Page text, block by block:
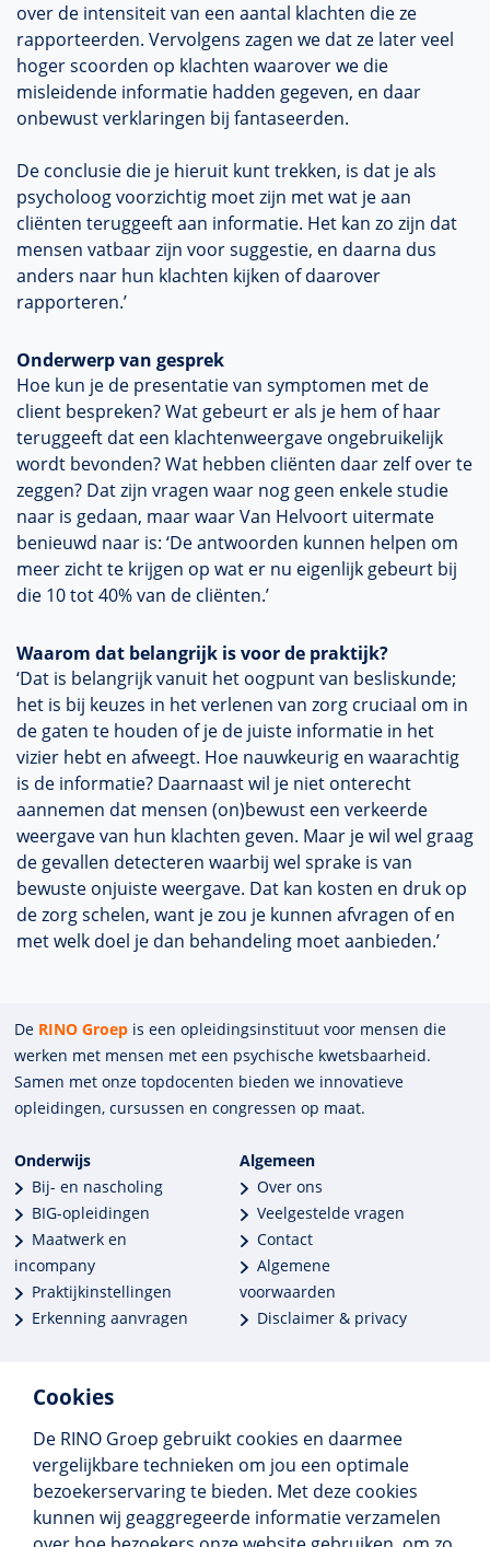
Cookies
De RINO Groep gebruikt cookies en daarmee
vergelijkbare technieken om jou een optimale
bezoekerservaring te bieden. Met deze cookies
kunnen wij geaggregeerde informatie verzamelen
over de intensiteit van een aantal klachten die ze
rapporteerden. Vervolgens zagen we dat ze later veel
hoger scoorden op klachten waarover we die
misleidende informatie hadden gegeven, en daar
onbewust verklaringen bij fantaseerden.
De conclusie die je hieruit kunt trekken, is dat je als
psycholoog voorzichtig moet zijn met wat je aan
cliënten teruggeeft aan informatie. Het kan zo zijn dat
mensen vatbaar zijn voor suggestie, en daarna dus
anders naar hun klachten kijken of daarover
rapporteren.’
Onderwerp van gesprek
Hoe kun je de presentatie van symptomen met de
client bespreken? Wat gebeurt er als je hem of haar
teruggeeft dat een klachtenweergave ongebruikelijk
wordt bevonden? Wat hebben cliënten daar zelf over te
zeggen? Dat zijn vragen waar nog geen enkele studie
naar is gedaan, maar waar Van Helvoort uitermate
benieuwd naar is: ‘De antwoorden kunnen helpen om
meer zicht te krijgen op wat er nu eigenlijk gebeurt bij
die 10 tot 40% van de cliënten.’
Waarom dat belangrijk is voor de praktijk?
‘Dat is belangrijk vanuit het oogpunt van besliskunde;
het is bij keuzes in het verlenen van zorg cruciaal om in
de gaten te houden of je de juiste informatie in het
vizier hebt en afweegt. Hoe nauwkeurig en waarachtig
is de informatie? Daarnaast wil je niet onterecht
aannemen dat mensen (on)bewust een verkeerde
weergave van hun klachten geven. Maar je wil wel graag
de gevallen detecteren waarbij wel sprake is van
bewuste onjuiste weergave. Dat kan kosten en druk op
de zorg schelen, want je zou je kunnen afvragen of en
met welk doel je dan behandeling moet aanbieden.’
De RINO Groep is een opleidings­insti­tuut voor mensen die
werken met mensen met een psychische kwets­baar­heid.
Samen met onze top­docenten bieden we innova­tieve
opleidingen, cursussen en congres­sen op maat.
Onderwijs
Bij- en nascholing
BIG-opleidingen
Maatwerk en
incompany
Praktijkinstellingen
Erkenning aanvragen
Algemeen
Over ons
Veelgestelde vragen
Contact
Algemene
voorwaarden
Disclaimer & privacy
Meer dan 250 opleidingen
Alle BIG-opleidingen in huis
Cedeo-erkend en CRKBO-geregistreerd
Gemiddelde beoordeling 8,4